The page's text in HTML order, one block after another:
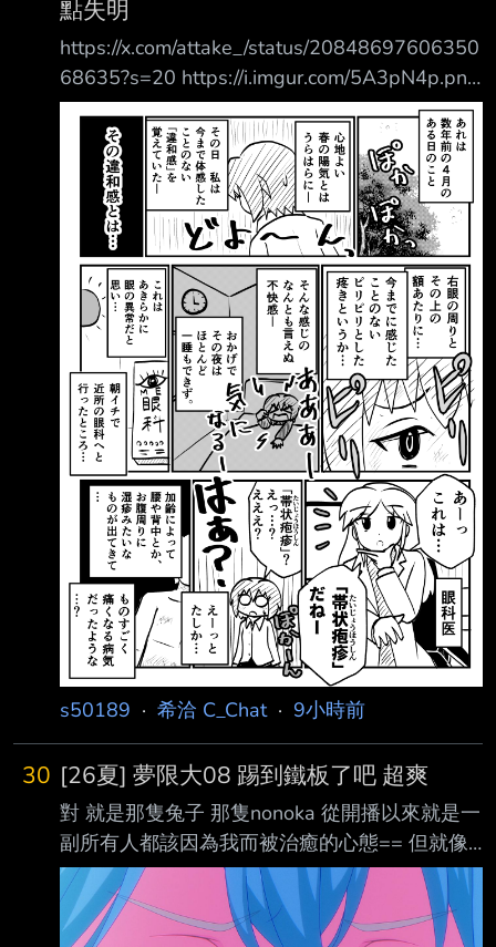
機) 大西沙織(34) 拉·芙利亞·立赫班(噬血狂襲) 村
上繪美(人生) 菲雅娜·雷·奧地西亞(精靈使的劍舞)
亞歷山大·蘇絲(東京七姐妹) 澤村·史賓瑟·英梨梨
(不起眼女主角培育法)
點失明
https://x.com/attake_/status/20848697606350
68635?s=20 https://i.imgur.com/5A3pN4p.png
那是幾年前四月的一天。 在舒適的春日陽光下
—— 那天，我感受到了一種前所未有的「違和
感」。 那種違和感究竟是…… 右眼周圍和額頭附
近…… 有一種前所未有的刺痛感…… 那種難以言喻
的不適感—— 因為這樣，那一晚我幾乎徹夜難
眠。 （啊啊啊——好在意——） 這明顯是眼睛
出了問題…… 一早我就去了附近的眼科…… 眼科醫
生：啊——這是……「帶狀皰
s50189 · 希洽 C_Chat· 9小時前
30 [26夏] 夢限大08 踢到鐵板了吧 超爽
對 就是那隻兔子 那隻nonoka 從開播以來就是一
副所有人都該因為我而被治癒的心態== 但就像
肚子疼老師說的一樣 不是所有的黑暗都能被照
亮 自以為是善意對一些人來說只是毒藥而已 這
集就展現了 原本想繼續靠一成不變的"我要治癒